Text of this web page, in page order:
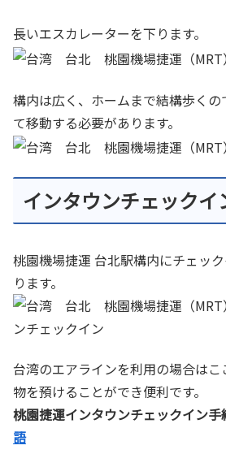
長いエスカレーターを下ります。
構内は広く、ホームまで結構歩くの
て移動する必要があります。
インタウンチェックイ
桃園機場捷運 台北駅構内にチェッ
ります。
台湾のエアラインを利用の場合は
物を預けることができ便利です。
桃園捷運インタウンチェックイン
語